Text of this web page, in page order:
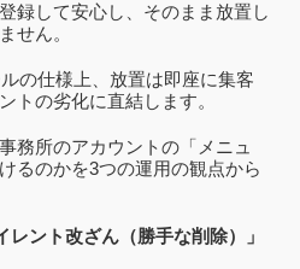
録して安心し、そのまま放置し
せん。
の仕様上、放置は即座に集客
トの劣化に直結します。
務所のアカウントの「メニュ
るのかを3つの運用の観点から
ント改ざん（勝手な削除）」